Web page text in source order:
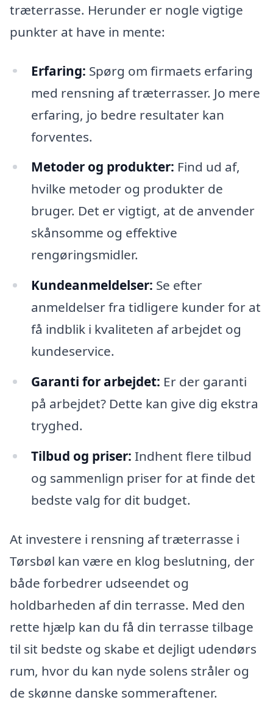
træterrasse. Herunder er nogle vigtige
punkter at have in mente:
Erfaring: Spørg om firmaets erfaring
med rensning af træterrasser. Jo mere
erfaring, jo bedre resultater kan
forventes.
Metoder og produkter: Find ud af,
hvilke metoder og produkter de
bruger. Det er vigtigt, at de anvender
skånsomme og effektive
rengøringsmidler.
Kundeanmeldelser: Se efter
anmeldelser fra tidligere kunder for at
få indblik i kvaliteten af arbejdet og
kundeservice.
Garanti for arbejdet: Er der garanti
på arbejdet? Dette kan give dig ekstra
tryghed.
Tilbud og priser: Indhent flere tilbud
og sammenlign priser for at finde det
bedste valg for dit budget.
At investere i rensning af træterrasse i
Tørsbøl kan være en klog beslutning, der
både forbedrer udseendet og
holdbarheden af din terrasse. Med den
rette hjælp kan du få din terrasse tilbage
til sit bedste og skabe et dejligt udendørs
rum, hvor du kan nyde solens stråler og
de skønne danske sommeraftener.